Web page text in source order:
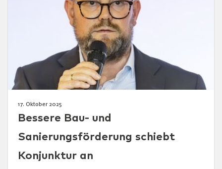
17. Oktober 2025
Bessere Bau- und
Sanierungsförderung schiebt
Konjunktur an